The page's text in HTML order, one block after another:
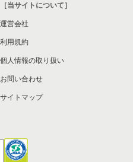
［当サイトについて］
運営会社
利用規約
個人情報の取り扱い
お問い合わせ
サイトマップ